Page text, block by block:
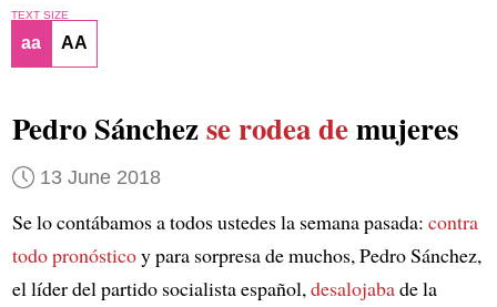
TEXT SIZE
aa AA
Pedro Sánchezse rodea demujeres
13 June 2018
Se lo contábamos a todos ustedes la semana pasada: contra
todo pronósticoy para sorpresa de muchos, Pedro Sánchez,
el líder del partido socialista español,desalojabade la